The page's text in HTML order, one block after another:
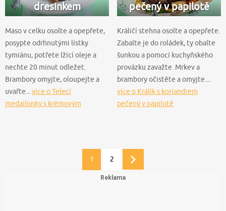
dresinkem
Maso v celku osolte a opepřete,
posypte odrhnutými lístky
tymiánu, potřete lžící oleje a
nechte 20 minut odležet.
Brambory omyjte, oloupejte a
uvařte...více o Telecí
medailonky s krémovým
pečený v papilotě
Králičí stehna osolte a opepřete.
Zabalte je do roládek, ty obalte
šunkou a pomocí kuchyňského
provázku zavažte. Mrkev a
brambory očistěte a omyjte....
více o Králík s koriandrem
pečený v papilotě
1 2
Další
stránka